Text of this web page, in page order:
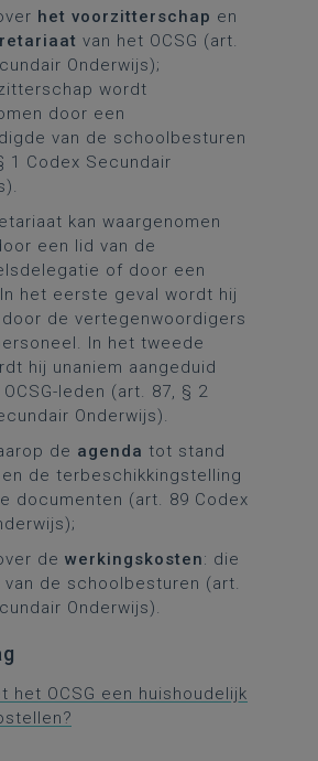
het voorzitterschap en
van het OCSG (art.
Onderwijs);
wordt
door een
van de schoolbesturen
1 Codex Secundair
kan waargenomen
een lid van de
of door een
het eerste geval wordt hij
de vertegenwoordigers
In het tweede
hij unaniem aangeduid
leden (art. 87, § 2
Onderwijs).
de agenda tot stand
de terbeschikkingstelling
documenten (art. 89 Codex
de werkingskosten: die
de schoolbesturen (art.
Onderwijs).
het OCSG een huishoudelijk